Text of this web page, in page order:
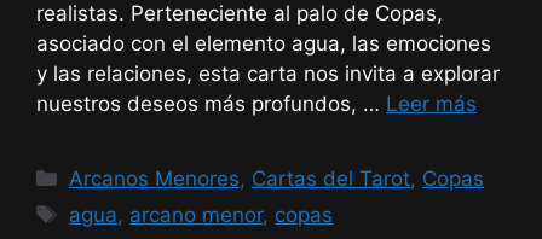
realistas. Perteneciente al palo de Copas,
asociado con el elemento agua, las emociones
y las relaciones, esta carta nos invita a explorar
nuestros deseos más profundos, … Leer más
Categorías
Arcanos Menores, Cartas del Tarot, Copas
Etiquetas
agua, arcano menor, copas